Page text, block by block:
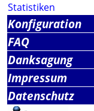
Statistiken
Konfiguration
FAQ
Danksagung
Impressum
Datenschutz